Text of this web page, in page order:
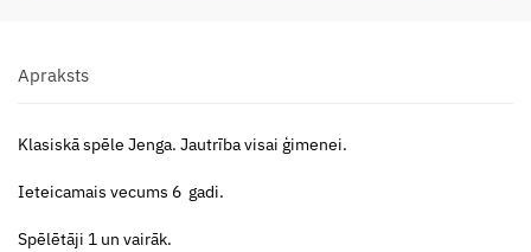
Apraksts
Klasiskā spēle Jenga. Jautrība visai ģimenei.
Ieteicamais vecums 6 gadi.
Spēlētāji 1 un vairāk.